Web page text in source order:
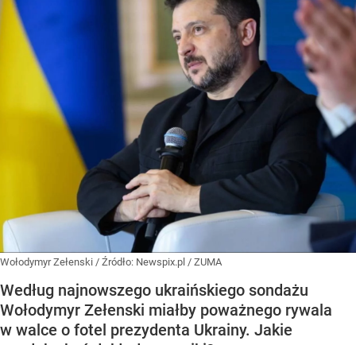
Wołodymyr Zełenski / Źródło: Newspix.pl / ZUMA
Według najnowszego ukraińskiego sondażu
Wołodymyr Zełenski miałby poważnego rywala
w walce o fotel prezydenta Ukrainy. Jakie